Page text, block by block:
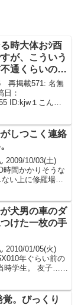
時大体おｼ酉
が、こういう
通くらいの状
再掲載571: 名無
日：
ID:kjw１こんば
しつこく連絡
2009/10/03(土)
時間かかりそうな
い上に修羅場っ
犬男の車のダ
けた一枚の手
2010/01/05(火)
年ぐらい前の
時学生。 友子…友
。びっくり